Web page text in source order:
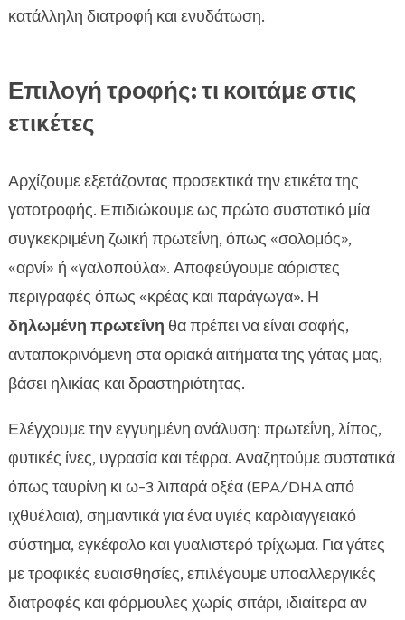
κατάλληλη διατροφή και ενυδάτωση.
Επιλογή τροφής: τι κοιτάμε στις
ετικέτες
Αρχίζουμε εξετάζοντας προσεκτικά την ετικέτα της
γατοτροφής. Επιδιώκουμε ως πρώτο συστατικό μία
συγκεκριμένη ζωική πρωτεΐνη, όπως «σολομός»,
«αρνί» ή «γαλοπούλα». Αποφεύγουμε αόριστες
περιγραφές όπως «κρέας και παράγωγα». Η
δηλωμένη πρωτεΐνη θα πρέπει να είναι σαφής,
ανταποκρινόμενη στα οριακά αιτήματα της γάτας μας,
βάσει ηλικίας και δραστηριότητας.
Ελέγχουμε την εγγυημένη ανάλυση: πρωτεΐνη, λίπος,
φυτικές ίνες, υγρασία και τέφρα. Αναζητούμε συστατικά
όπως ταυρίνη κι ω-3 λιπαρά οξέα (EPA/DHA από
ιχθυέλαια), σημαντικά για ένα υγιές καρδιαγγειακό
σύστημα, εγκέφαλο και γυαλιστερό τρίχωμα. Για γάτες
με τροφικές ευαισθησίες, επιλέγουμε υποαλλεργικές
διατροφές και φόρμουλες χωρίς σιτάρι, ιδιαίτερα αν